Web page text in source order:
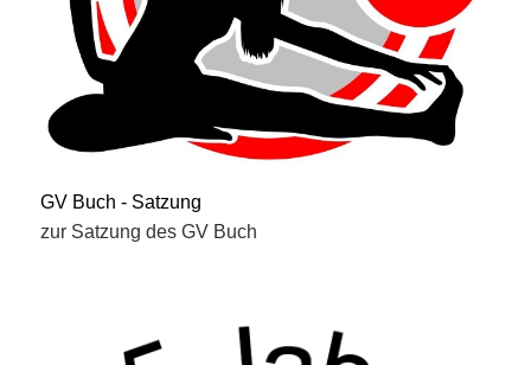
GV Buch - Satzung
zur Satzung des GV Buch